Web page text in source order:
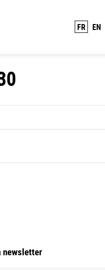
FR EN
newsletter